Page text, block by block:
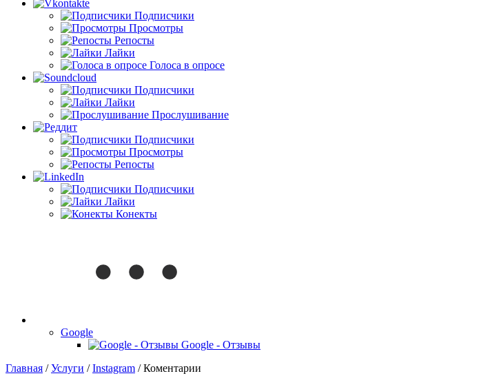
Подписчики
Просмотры
Репосты
Лайки
Голоса в опросе
Подписчики
Лайки
Прослушивание
Подписчики
Просмотры
Репосты
Подписчики
Лайки
Конекты
Google
Google - Отзывы
Главная /Услуги /Instagram /Коментарии